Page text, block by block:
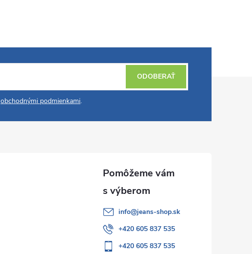
obchodnými podmienkami.
ODOBERAŤ
info@jeans-shop.sk
+420 605 837 535
+420 605 837 535